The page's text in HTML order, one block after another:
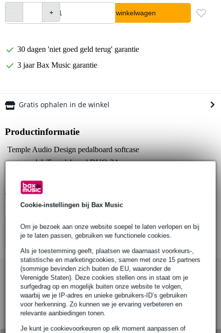
Cookie-instellingen bij Bax Music
Om je bezoek aan onze website soepel te laten verlopen en bij
je te laten passen, gebruiken we functionele cookies.
Als je toestemming geeft, plaatsen we daarnaast voorkeurs-,
statistische en marketingcookies, samen met onze 15 partners
(sommige bevinden zich buiten de EU, waaronder de
Verenigde Staten). Deze cookies stellen ons in staat om je
surfgedrag op en mogelijk buiten onze website te volgen,
waarbij we je IP-adres en unieke gebruikers-ID’s gebruiken
voor herkenning. Zo kunnen we je ervaring verbeteren en
relevante aanbiedingen tonen.
Je kunt je cookievoorkeuren op elk moment aanpassen of
In winkelwagen
30 dagen 'niet goed geld terug' garantie
3 jaar Bax Music garantie
Gratis ophalen in de winkel
Productinformatie
Temple Audio Design pedalboard softcase
voor model: Templeboard DUO-24
Bekijk alle productspecificaties
Bekijk ook eens (4)
Bekijk ook eens (1)